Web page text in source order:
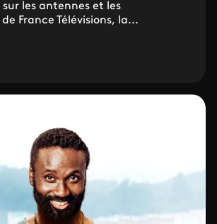
les antennes et les
France Télévisions, la...